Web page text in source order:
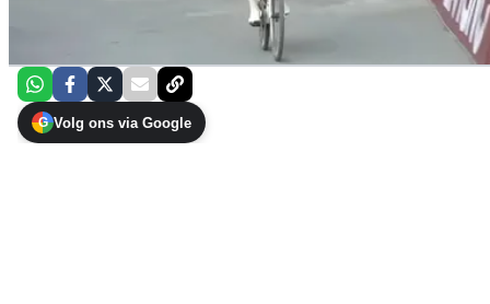
G Volg ons via Google